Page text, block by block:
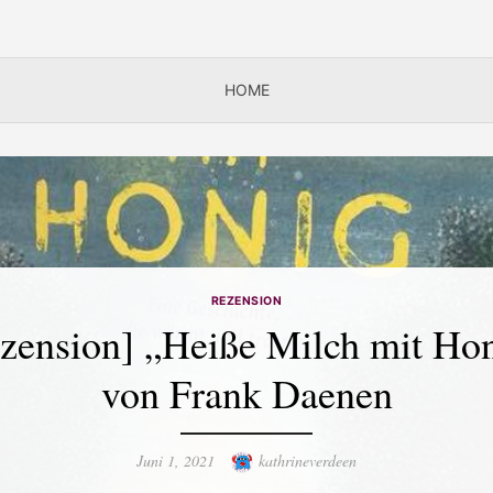
HOME
REZENSION
„Heiße Milch mit
von Frank Daenen
Posted
Juni 1, 2021 Author
kathrineverdeen